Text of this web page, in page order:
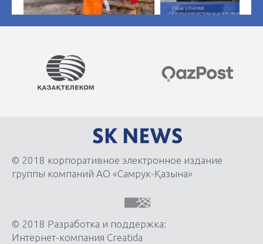
© 2018 корпоративное электронное издание
группы компаний АО «Самрук-Қазына»
© 2018 Разработка и поддержка:
Интернет-компания Creatida